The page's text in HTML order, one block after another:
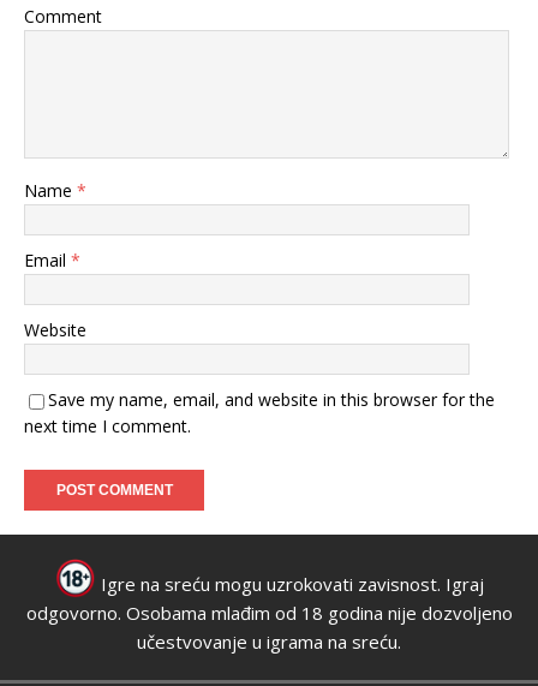
Comment
Name *
Email *
Website
Save my name, email, and website in this browser for the
next time I comment.
Igre na sreću mogu uzrokovati zavisnost. Igraj
odgovorno. Osobama mlađim od 18 godina nije dozvoljeno
učestvovanje u igrama na sreću.